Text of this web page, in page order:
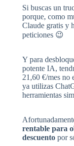
Si buscas un
porque, como
Claude gratis y
peticiones 😉
Y para
potente IA,
21,60 €/mes no
ya utilizas
herramientas
rentable para
descuentopor